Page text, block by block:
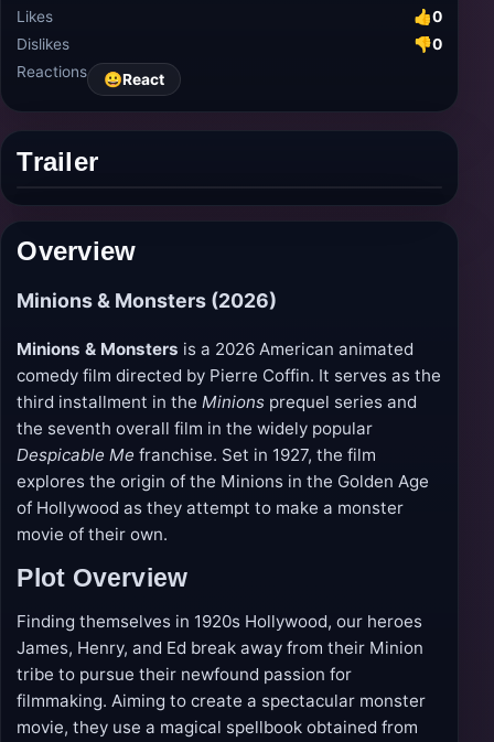
Likes
👍0
Dislikes
👎0
Reactions
😀React
Trailer
Overview
Minions & Monsters (2026)
Minions & Monsters is a 2026 American animated
comedy film directed by Pierre Coffin. It serves as the
third installment in theMinions prequel series and
the seventh overall film in the widely popular
Despicable Me franchise. Set in 1927, the film
explores the origin of the Minions in the Golden Age
of Hollywood as they attempt to make a monster
movie of their own.
Plot Overview
Finding themselves in 1920s Hollywood, our heroes
James, Henry, and Ed break away from their Minion
tribe to pursue their newfound passion for
filmmaking. Aiming to create a spectacular monster
movie, they use a magical spellbook obtained from